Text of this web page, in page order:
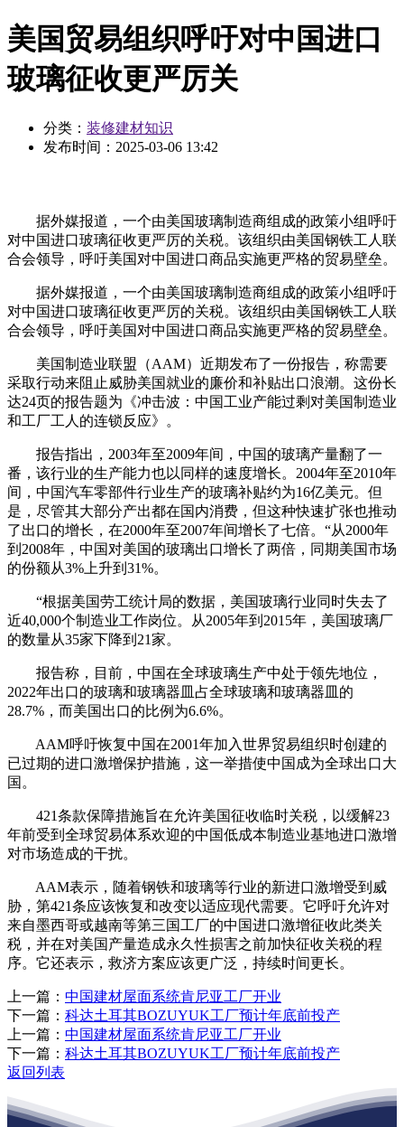
美国贸易组织呼吁对中国进口
玻璃征收更严厉关
分类： 装修建材知识
发布时间： 2025-03-06 13:42
据外媒报道，一个由美国玻璃制造商组成的政策小组呼吁
对中国进口玻璃征收更严厉的关税。该组织由美国钢铁工人联
合会领导，呼吁美国对中国进口商品实施更严格的贸易壁垒。
据外媒报道，一个由美国玻璃制造商组成的政策小组呼吁
对中国进口玻璃征收更严厉的关税。该组织由美国钢铁工人联
合会领导，呼吁美国对中国进口商品实施更严格的贸易壁垒。
美国制造业联盟（AAM）近期发布了一份报告，称需要
采取行动来阻止威胁美国就业的廉价和补贴出口浪潮。这份长
达24页的报告题为《冲击波：中国工业产能过剩对美国制造业
和工厂工人的连锁反应》。
报告指出，2003年至2009年间，中国的玻璃产量翻了一
番，该行业的生产能力也以同样的速度增长。2004年至2010年
间，中国汽车零部件行业生产的玻璃补贴约为16亿美元。但
是，尽管其大部分产出都在国内消费，但这种快速扩张也推动
了出口的增长，在2000年至2007年间增长了七倍。“从2000年
到2008年，中国对美国的玻璃出口增长了两倍，同期美国市场
的份额从3%上升到31%。
“根据美国劳工统计局的数据，美国玻璃行业同时失去了
近40,000个制造业工作岗位。从2005年到2015年，美国玻璃厂
的数量从35家下降到21家。
报告称，目前，中国在全球玻璃生产中处于领先地位，
2022年出口的玻璃和玻璃器皿占全球玻璃和玻璃器皿的
28.7%，而美国出口的比例为6.6%。
AAM呼吁恢复中国在2001年加入世界贸易组织时创建的
已过期的进口激增保护措施，这一举措使中国成为全球出口大
国。
421条款保障措施旨在允许美国征收临时关税，以缓解23
年前受到全球贸易体系欢迎的中国低成本制造业基地进口激增
对市场造成的干扰。
AAM表示，随着钢铁和玻璃等行业的新进口激增受到威
胁，第421条应该恢复和改变以适应现代需要。它呼吁允许对
来自墨西哥或越南等第三国工厂的中国进口激增征收此类关
税，并在对美国产量造成永久性损害之前加快征收关税的程
序。它还表示，救济方案应该更广泛，持续时间更长。
上一篇： 中国建材屋面系统肯尼亚工厂开业
下一篇： 科达土耳其BOZUYUK工厂预计年底前投产
上一篇： 中国建材屋面系统肯尼亚工厂开业
下一篇： 科达土耳其BOZUYUK工厂预计年底前投产
返回列表